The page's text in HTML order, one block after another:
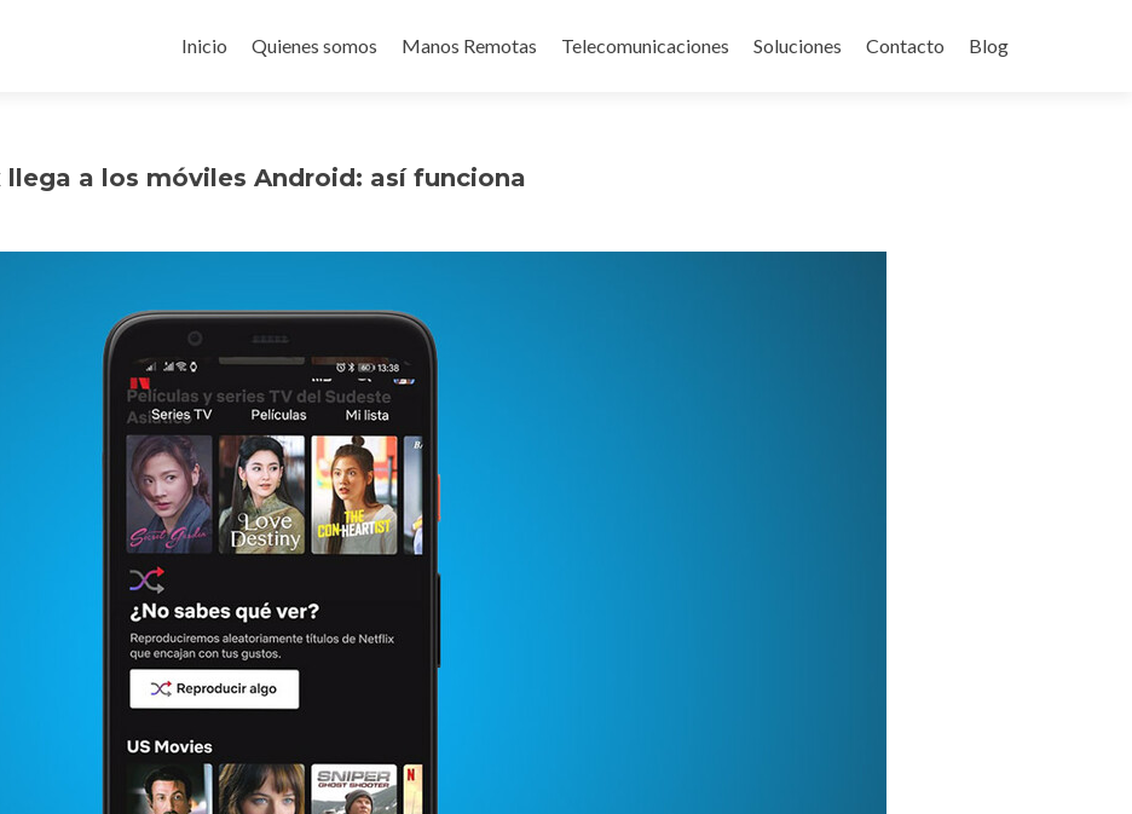
al
Inicio Quienes somos Manos Remotas Telecomunicaciones Soluciones Contacto Blog
llega a los móviles Android: así funciona